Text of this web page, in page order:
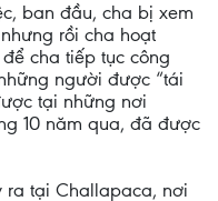
ban đầu, cha bị xem
rồi cha hoạt
cha tiếp tục công
người được “tái
tại những nơi
10 năm qua, đã được
ra tại Challapaca, nơi